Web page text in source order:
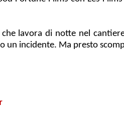
lavora di notte nel
un incidente. Ma presto